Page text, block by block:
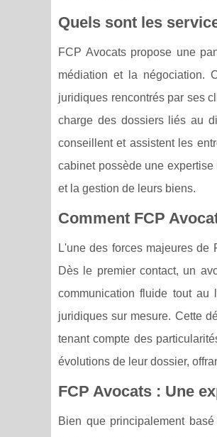
Quels sont les
FCP Avocats propose une
médiation et la négociation.
juridiques rencontrés par ses
charge des dossiers liés au
conseillent et assistent les
cabinet possède une expertise
et la gestion de leurs biens.
Comment FCP
L'une des forces majeures
Dès le premier contact, un
communication fluide tout
juridiques sur mesure. Cette
tenant compte des
évolutions de leur dossier,
FCP Avocats : Une
Bien que principalement